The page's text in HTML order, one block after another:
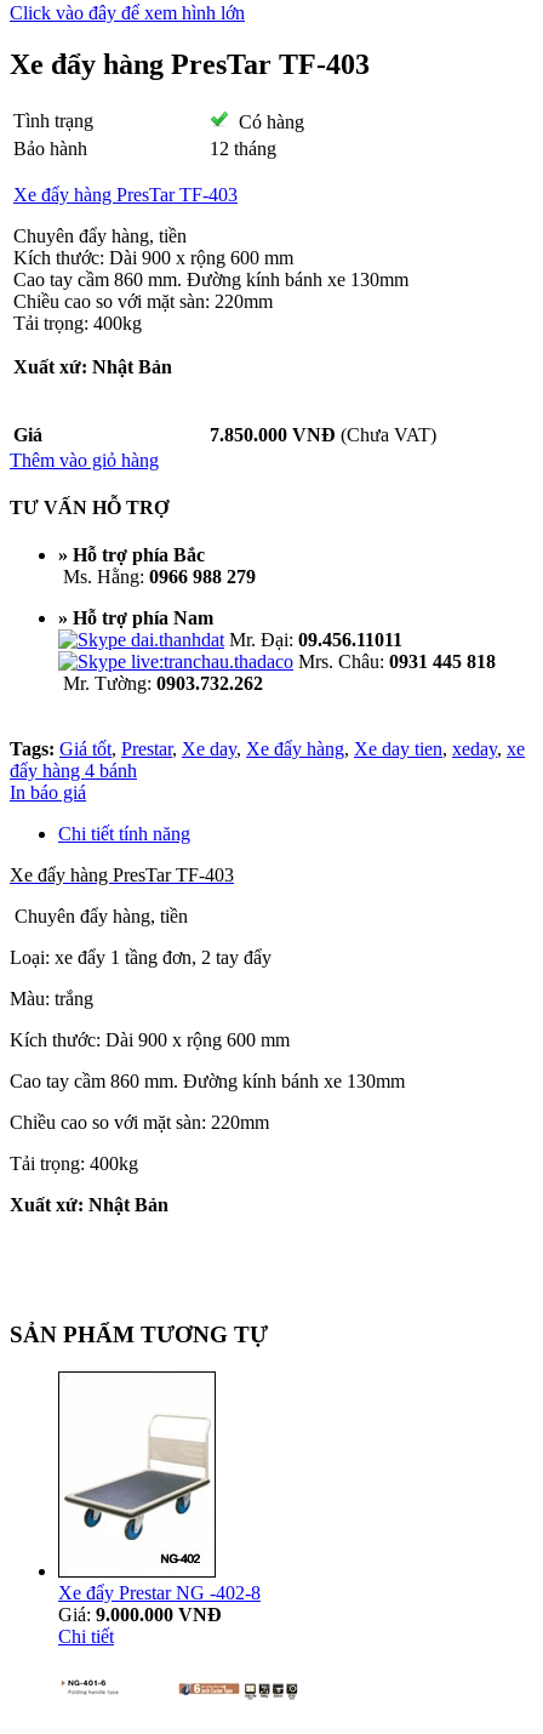
Click vào đây để xem hình lớn
Xe đẩy hàng PresTar TF-403
Tình trạng
Có hàng
Bảo hành
12 tháng
Xe đẩy hàng PresTar TF-403
Chuyên đẩy hàng, tiền
Kích thước: Dài 900 x rộng 600 mm
Cao tay cầm 860 mm. Đường kính bánh xe 130mm
Chiều cao so với mặt sàn: 220mm
Tải trọng: 400kg
Xuất xứ: Nhật Bản
Giá 7.850.000 VNĐ (Chưa VAT)
Thêm vào giỏ hàng
TƯ VẤN HỖ TRỢ
» Hỗ trợ phía Bắc
Ms. Hằng: 0966 988 279
» Hỗ trợ phía Nam
Mr. Đại: 09.456.11011
Mrs. Châu: 0931 445 818
Mr. Tường: 0903.732.262
Tags: Giá tốt, Prestar, Xe day, Xe đẩy hàng, Xe day tien, xeday, xe
đẩy hàng 4 bánh
In báo giá
Chi tiết tính năng
Xe đẩy hàng PresTar TF-403
Chuyên đẩy hàng, tiền
Loại: xe đẩy 1 tầng đơn, 2 tay đẩy
Màu: trắng
Kích thước: Dài 900 x rộng 600 mm
Cao tay cầm 860 mm. Đường kính bánh xe 130mm
Chiều cao so với mặt sàn: 220mm
Tải trọng: 400kg
Xuất xứ: Nhật Bản
SẢN PHẨM TƯƠNG TỰ
Xe đẩy Prestar NG -402-8
Giá: 9.000.000 VNĐ
Chi tiết